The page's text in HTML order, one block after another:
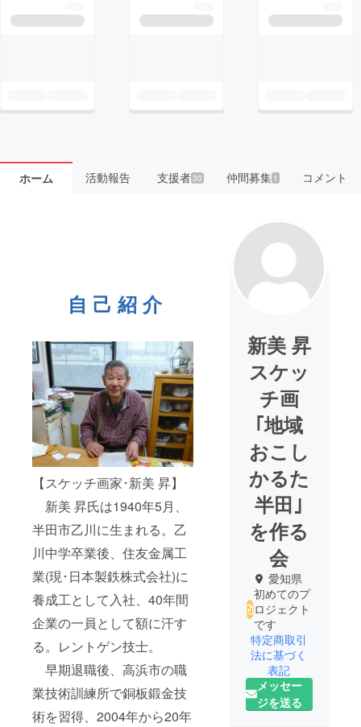
ホーム 活動報告 支援者30 仲間募集 1 コメント
自 己 紹 介
【スケッチ画家･新美 昇】
新美 昇氏は1940年5月、
半田市乙川に生まれる。乙
川中学卒業後、住友金属工
業(現･日本製鉄株式会社)に
養成工として入社、40年間
企業の一員として額に汗す
る。レントゲン技士。
早期退職後、高浜市の職
業技術訓練所で銅板鍛金技
術を習得、2004年から20年
新美 昇
スケッ
チ画
｢地域
おこし
かるた
半田｣
を作る
会
愛知県
初めてのプ
ロジェクト
です
特定商取引
法に基づく
表記
メッセー
ジを送る